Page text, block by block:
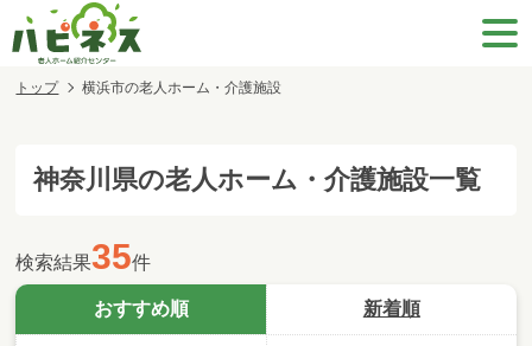
トップ 横浜市の老人ホーム・介護施設
神奈川県の老人ホーム・介護施設一覧
検索結果35件
おすすめ順 新着順